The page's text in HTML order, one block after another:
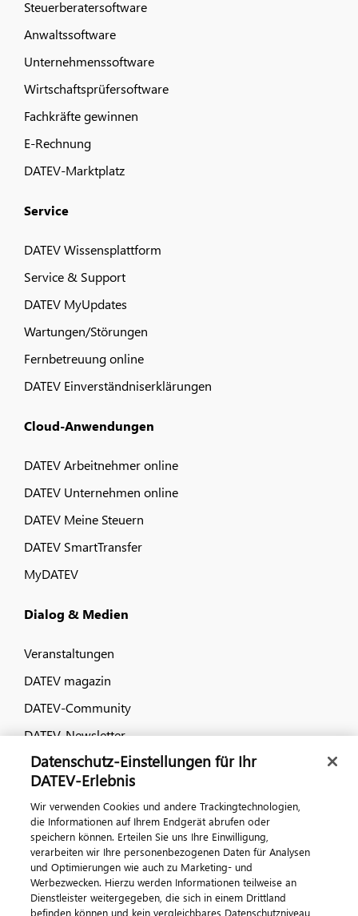
Steuerberatersoftware
Anwaltssoftware
Unternehmenssoftware
Wirtschaftsprüfersoftware
Fachkräfte gewinnen
E-Rechnung
DATEV-Marktplatz
Service
DATEV Wissensplattform
Service & Support
DATEV MyUpdates
Wartungen/Störungen
Fernbetreuung online
DATEV Einverständniserklärungen
Cloud-Anwendungen
DATEV Arbeitnehmer online
DATEV Unternehmen online
DATEV Meine Steuern
DATEV SmartTransfer
MyDATEV
Dialog & Medien
Veranstaltungen
DATEV magazin
DATEV-Community
DATEV-Newsletter
Kontaktieren Sie uns
Datenschutz-Einstellungen für Ihr
DATEV-Erlebnis
Wir verwenden Cookies und andere Trackingtechnologien,
die Informationen auf Ihrem Endgerät abrufen oder
speichern können. Erteilen Sie uns Ihre Einwilligung,
verarbeiten wir Ihre personenbezogenen Daten für Analysen
und Optimierungen wie auch zu Marketing- und
Werbezwecken. Hierzu werden Informationen teilweise an
Dienstleister weitergegeben, die sich in einem Drittland
befinden können und kein vergleichbares Datenschutzniveau